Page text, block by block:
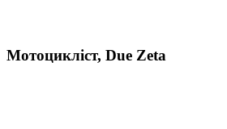
Мотоцикліст, Due Zeta